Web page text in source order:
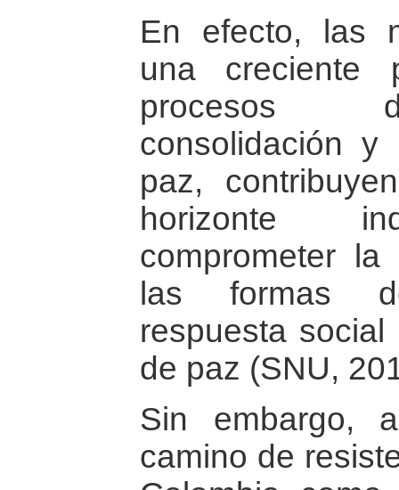
En efecto, las
una creciente
procesos
consolidación y
paz,
horizonte
comprometer
las formas
respuesta
de paz (SNU,
Sin embargo,
camino de